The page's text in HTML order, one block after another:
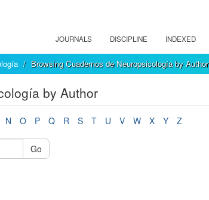
JOURNALS DISCIPLINE INDEXED
Browsing Cuadernos de Neuropsicología by Author
by Author
N O P Q R S T U V W X Y Z
Go